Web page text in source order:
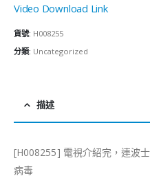
Video Download Link
貨號: H008255
分類: Uncategorized
描述
[H008255] 電視介紹完，連波
病毒